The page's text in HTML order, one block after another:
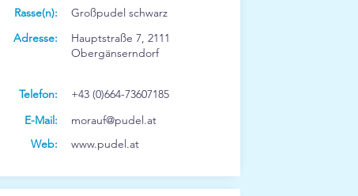
Rasse(n):
Adresse:
Großpudel schwarz
Hauptstraße 7, 2111
Obergänserndorf
Telefon:
+43 (0)664-73607185
E-Mail:
Web:
morauf@pudel.at
www.pudel.at